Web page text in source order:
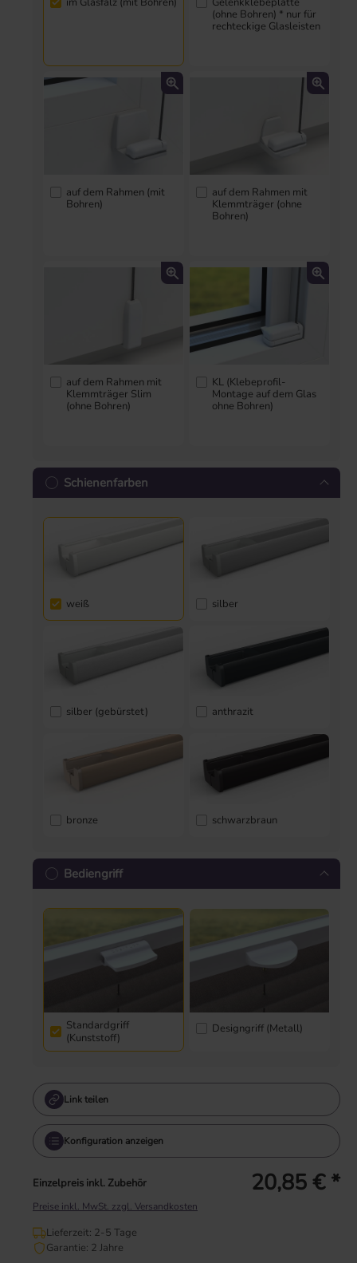
(ohne Bohren) * nur für
rechteckige Glasleisten
auf dem Rahmen (mit
Bohren)
auf dem Rahmen mit
Klemmträger (ohne
Bohren)
auf dem Rahmen mit
Klemmträger Slim
(ohne Bohren)
KL (Klebeprofil-
Montage auf dem Glas
ohne Bohren)
Schienenfarben
weiß silber
silber (gebürstet) anthrazit
bronze schwarzbraun
Bediengriff
Standardgriff
(Kunststoff)
Designgriff (Metall)
Link teilen
Konfiguration anzeigen
Einzelpreis inkl. Zubehör 20,85 € *
Preise inkl. MwSt. zzgl. Versandkosten
Lieferzeit: 2-5 Tage
Garantie: 2 Jahre